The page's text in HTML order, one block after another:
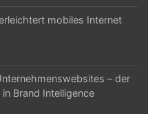
mobiles Internet
– der
Brand Intelligence